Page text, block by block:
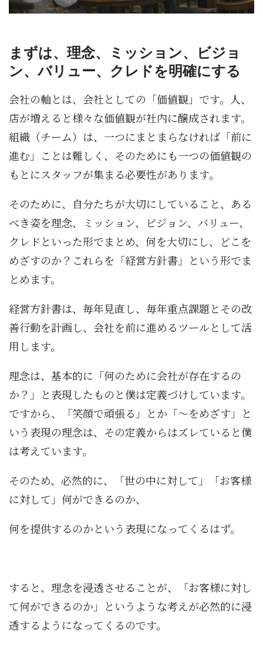
まずは、理念、ミッション、ビジョ
ン、バリュー、クレドを明確にする
会社の軸とは、会社としての「価値観」です。人、
店が増えると様々な価値観が社内に醸成されます。
組織（チーム）は、一つにまとまらなければ「前に
進む」ことは難しく、そのためにも一つの価値観の
もとにスタッフが集まる必要性があります。
そのために、自分たちが大切にしていること、ある
べき姿を理念、ミッション、ビジョン、バリュー、
クレドといった形でまとめ、何を大切にし、どこを
めざすのか？これらを「経営方針書」という形でま
とめます。
経営方針書は、毎年見直し、毎年重点課題とその改
善行動を計画し、会社を前に進めるツールとして活
用します。
理念は、基本的に「何のために会社が存在するの
か？」と表現したものと僕は定義づけしています。
ですから、「笑顔で頑張る」とか「～をめざす」と
いう表現の理念は、その定義からはズレていると僕
は考えています。
そのため、必然的に、「世の中に対して」「お客様
に対して」何ができるのか、
何を提供するのかという表現になってくるはず。
すると、理念を浸透させることが、「お客様に対し
て何ができるのか」というような考えが必然的に浸
透するようになってくるのです。